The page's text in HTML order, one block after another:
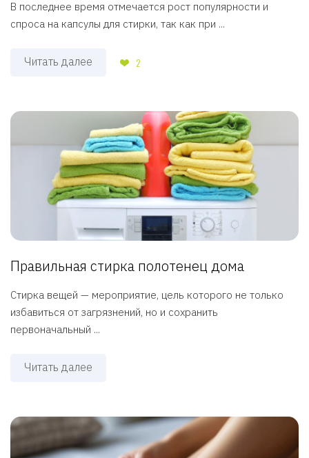
В последнее время отмечается рост популярности и
спроса на капсулы для стирки, так как при ...
Читать далее 2
Правильная стирка полотенец дома
Стирка вещей — мероприятие, цель которого не только
избавиться от загрязнений, но и сохранить
первоначальный ...
Читать далее